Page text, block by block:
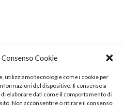
Cookie
utilizziamo tecnologie come i cookie per
del dispositivo. Il consenso a
elaborare dati come il comportamento di
Non acconsentire o ritirare il consenso